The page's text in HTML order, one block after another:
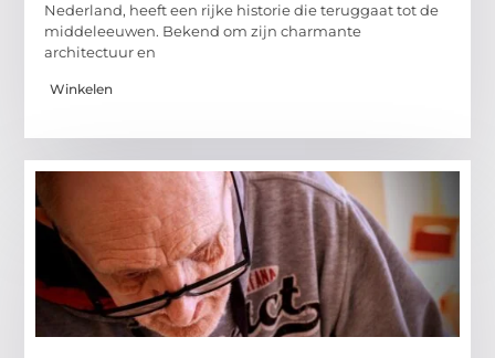
Nederland, heeft een rijke historie die teruggaat tot de
middeleeuwen. Bekend om zijn charmante
architectuur en
Winkelen